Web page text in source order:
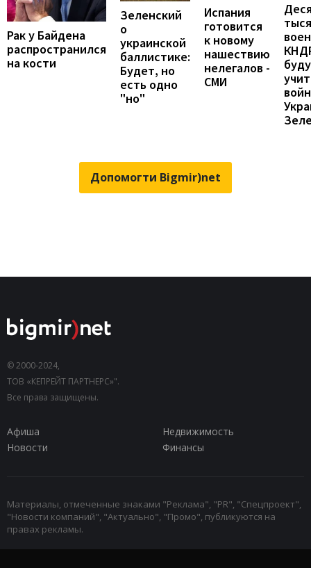
Рак у Байдена
распространился
на кости
Зеленский
о
украинской
баллистике:
Будет, но
есть одно
"но"
Испания
готовится
к новому
нашествию
нелегалов -
СМИ
Допомогти Bigmir)net
© 2000-2024,
ТОВ «КЕПРЕЙТ ПАРТНЕРС»".
Все права защищены.
Афиша
Недвижимость
Новости
Финансы
Материалы, отмеченные знаками "Реклама", "PR", "Спецпроект",
"Новости компаний", "Актуально", "Промо", публикуются на
правах рекламы.